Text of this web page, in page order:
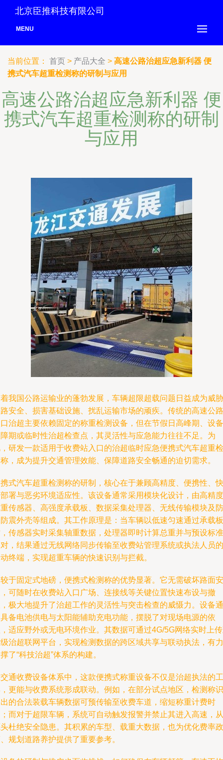
北京臣推科技有限公司
MENU
当前位置： 首页 > 产品大全 > 高速公路治超应急新利器 便
携式汽车超重检测称的研制与应用
高速公路治超应急新利器 便
携式汽车超重检测称的研制
与应用
我国公路运输业的蓬勃发展，车辆超限超载问题日益成为威胁
安全、损害基础设施、扰乱运输市场的顽疾。传统的高速公路
治超主要依赖固定的称重检测设备，但在节假日高峰期、设备
期或临时性治超检查点，其灵活性与应急能力往往不足。为
研发一款适用于收费站入口的治超临时应急便携式汽车超重检
，成为提升交通管理效能、保障道路安全畅通的迫切需求。
式汽车超重检测称的研制，核心在于兼顾高精度、便携性、快
署与恶劣环境适应性。该设备通常采用模块化设计，由高精度
传感器、高强度承载板、数据采集处理器、无线传输模块及防
震外壳等组成。其工作原理是：当车辆以低速匀速通过承载板
传感器实时采集轴重数据，处理器即时计算总重并与预设标准
，结果通过无线网络同步传输至收费站管理系统或执法人员的
终端，实现超重车辆的快速识别与拦截。
于固定式地磅，便携式检测称的优势显著。它无需破坏路面安
可随时在收费站入口广场、连接线等关键位置快速布设与撤
极大地提升了治超工作的灵活性与突击检查的威慑力。设备通
备电池供电与太阳能辅助充电功能，摆脱了对现场电源的依
适应野外或无电环境作业。其数据可通过4G/5G网络实时上
治超联网平台，实现检测数据的跨区域共享与联动执法，有力
了“科技治超”体系的构建。
通收费设备体系中，这款便携式称重设备不仅是治超执法的工
更能与收费系统形成联动。例如，在部分试点地区，检测称识
的合法装载车辆数据可预传输至收费车道，缩短称重计费时
而对于超限车辆，系统可自动触发报警并禁止其进入高速，从
杜绝安全隐患。其积累的车型、载重大数据，也为优化费率政
规划道路养护提供了重要参考。